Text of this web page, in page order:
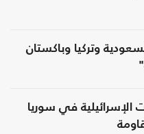
وتركيا وباكستان
الإسرائيلية في سوريا